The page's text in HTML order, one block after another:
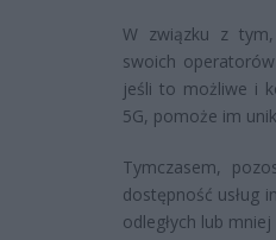
W związku z
swoich
jeśli to możliwe i
5G, pomoże im
Tymczasem,
dostępność usług
odległych lub